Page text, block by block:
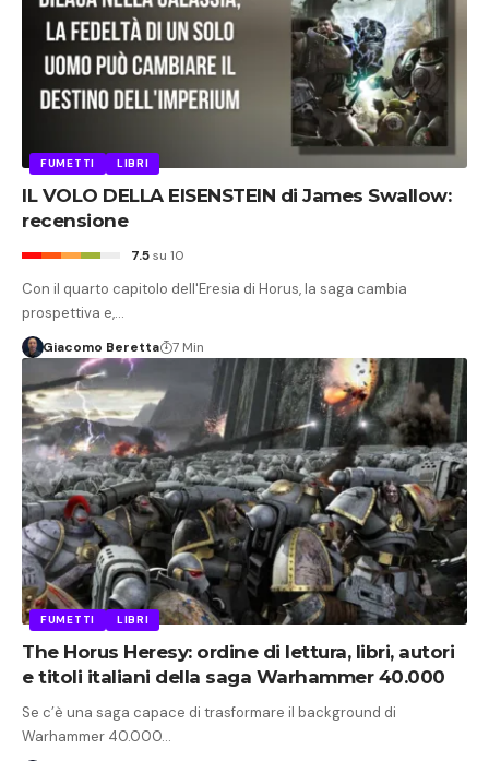
FUMETTI LIBRI
IL VOLO DELLA EISENSTEIN di James Swallow:
recensione
7.5su 10
Con il quarto capitolo dell'Eresia di Horus, la saga cambia
prospettiva e,…
Giacomo Beretta 7 Min
FUMETTI LIBRI
The Horus Heresy: ordine di lettura, libri, autori
e titoli italiani della saga Warhammer 40.000
Se c’è una saga capace di trasformare il background di
Warhammer 40.000…